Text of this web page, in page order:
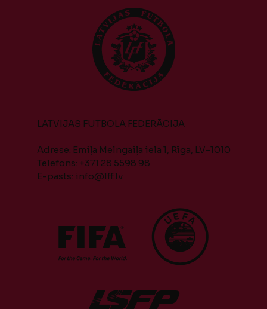
LATVIJAS FUTBOLA FEDERĀCIJA
Adrese: Emiļa Melngaiļa iela 1, Rīga, LV-1010
Telefons: +371 28 5598 98
E-pasts: info@lff.lv